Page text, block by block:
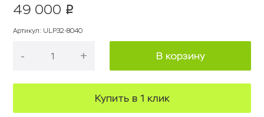
49 000 p
Артикул: ULP32-8040
- + В корзину
Купить в 1 клик